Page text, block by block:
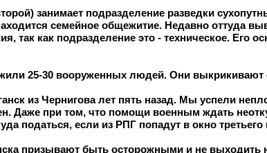
занимает подразделение разведки
семейное общежитие. Недавно оттуда
так как подразделение это - техническое. Его
25-30 вооруженных людей. Они
из Чернигова лет пять назад. Мы успели
Даже при том, что помощи военным ждать
податься, если из РПГ попадут в окно третьего
призывают быть осторожными и не выходить